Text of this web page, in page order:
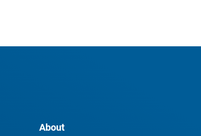
About